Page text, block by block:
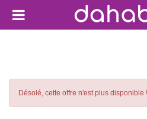
Désolé, cette offre n'est plus disponible !